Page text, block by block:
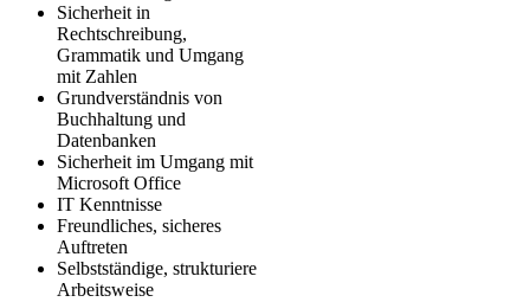
Sicherheit in
Rechtschreibung,
Grammatik und Umgang
mit Zahlen
Grundverständnis von
Buchhaltung und
Datenbanken
Sicherheit im Umgang mit
Microsoft Office
IT Kenntnisse
Freundliches, sicheres
Auftreten
Selbstständige, strukturiere
Arbeitsweise